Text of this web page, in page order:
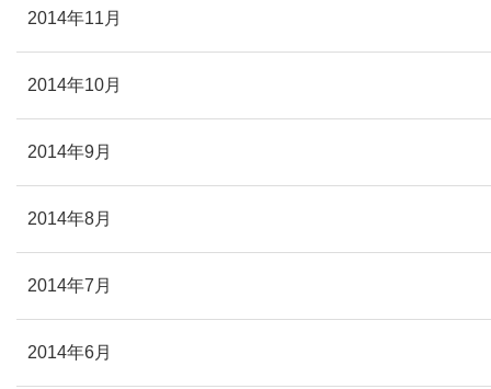
2014年11月
2014年10月
2014年9月
2014年8月
2014年7月
2014年6月